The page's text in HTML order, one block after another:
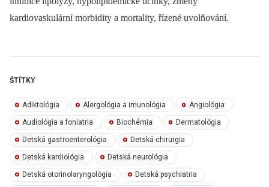
kardiovaskulární morbidity a mortality, řízené uvolňování.
ŠTÍTKY
Adiktológia Alergológia a imunológia Angiológia
Audiológia a foniatria Biochémia Dermatológia
Detská gastroenterológia Detská chirurgia
Detská kardiológia Detská neurológia
Detská otorinolaryngológia Detská psychiatria